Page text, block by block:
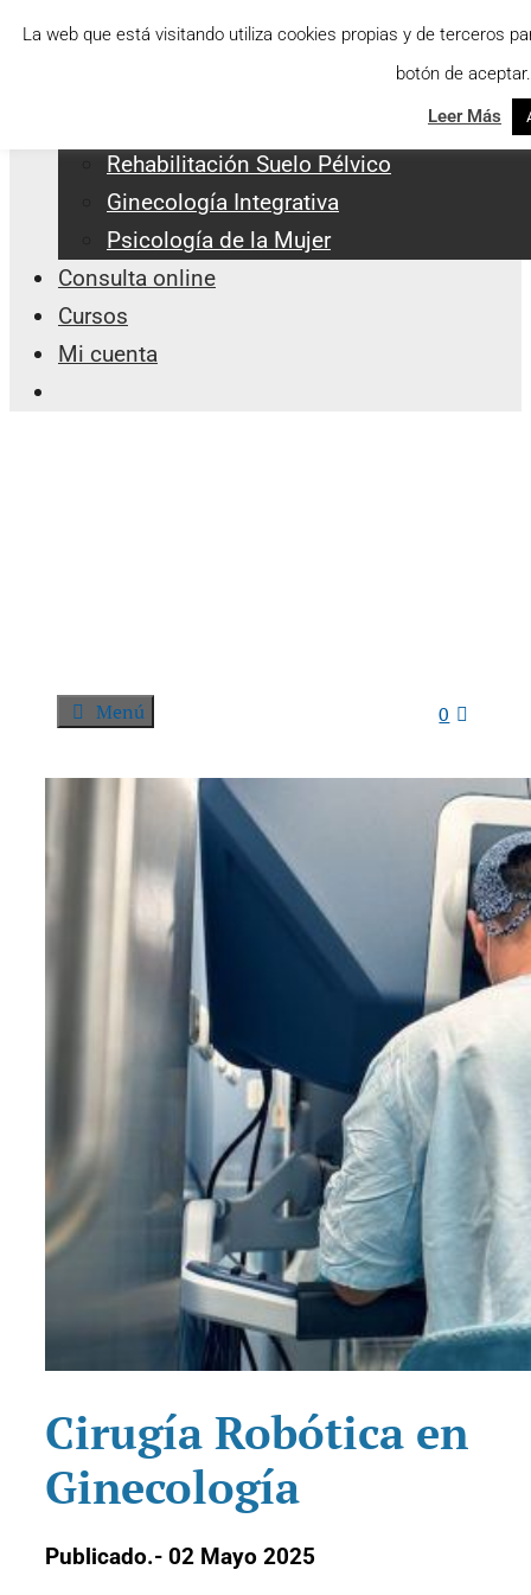
SaltarMenu
Rehabilitación Suelo Pélvico
Ginecología Integrativa
Psicología de la Mujer
Consulta online
Cursos
Mi cuenta
0
Menú
Cirugía Robótica en
Ginecología
Publicado.- 02 Mayo 2025
La web que está visitando utiliza cookies propias y de terceros
botón de
Leer Más